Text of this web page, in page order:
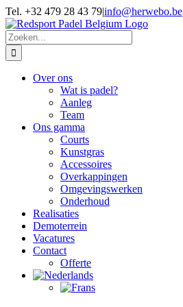
Skip
to
content
Tel. +32 479 28 43 79|info@herwebo.be
Zoeken
naar:
Over ons
Wat is padel?
Aanleg
Team
Ons gamma
Courts
Kunstgras
Accessoires
Overkappingen
Omgevingswerken
Onderhoud
Realisaties
Demoterrein
Vacatures
Contact
Offerte